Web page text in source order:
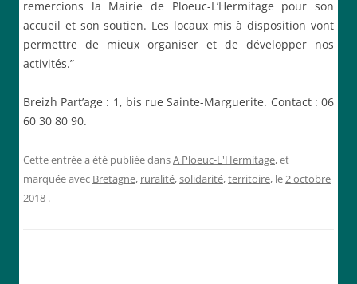
remercions la Mairie de Ploeuc-L’Hermitage pour son
accueil et son soutien. Les locaux mis à disposition vont
permettre de mieux organiser et de développer nos
activités.”
Breizh Part’age : 1, bis rue Sainte-Marguerite. Contact : 06
60 30 80 90.
Cette entrée a été publiée dansA Ploeuc-L'Hermitage, et
marquée avec Bretagne, ruralité,solidarité,territoire, le2 octobre
2018 .